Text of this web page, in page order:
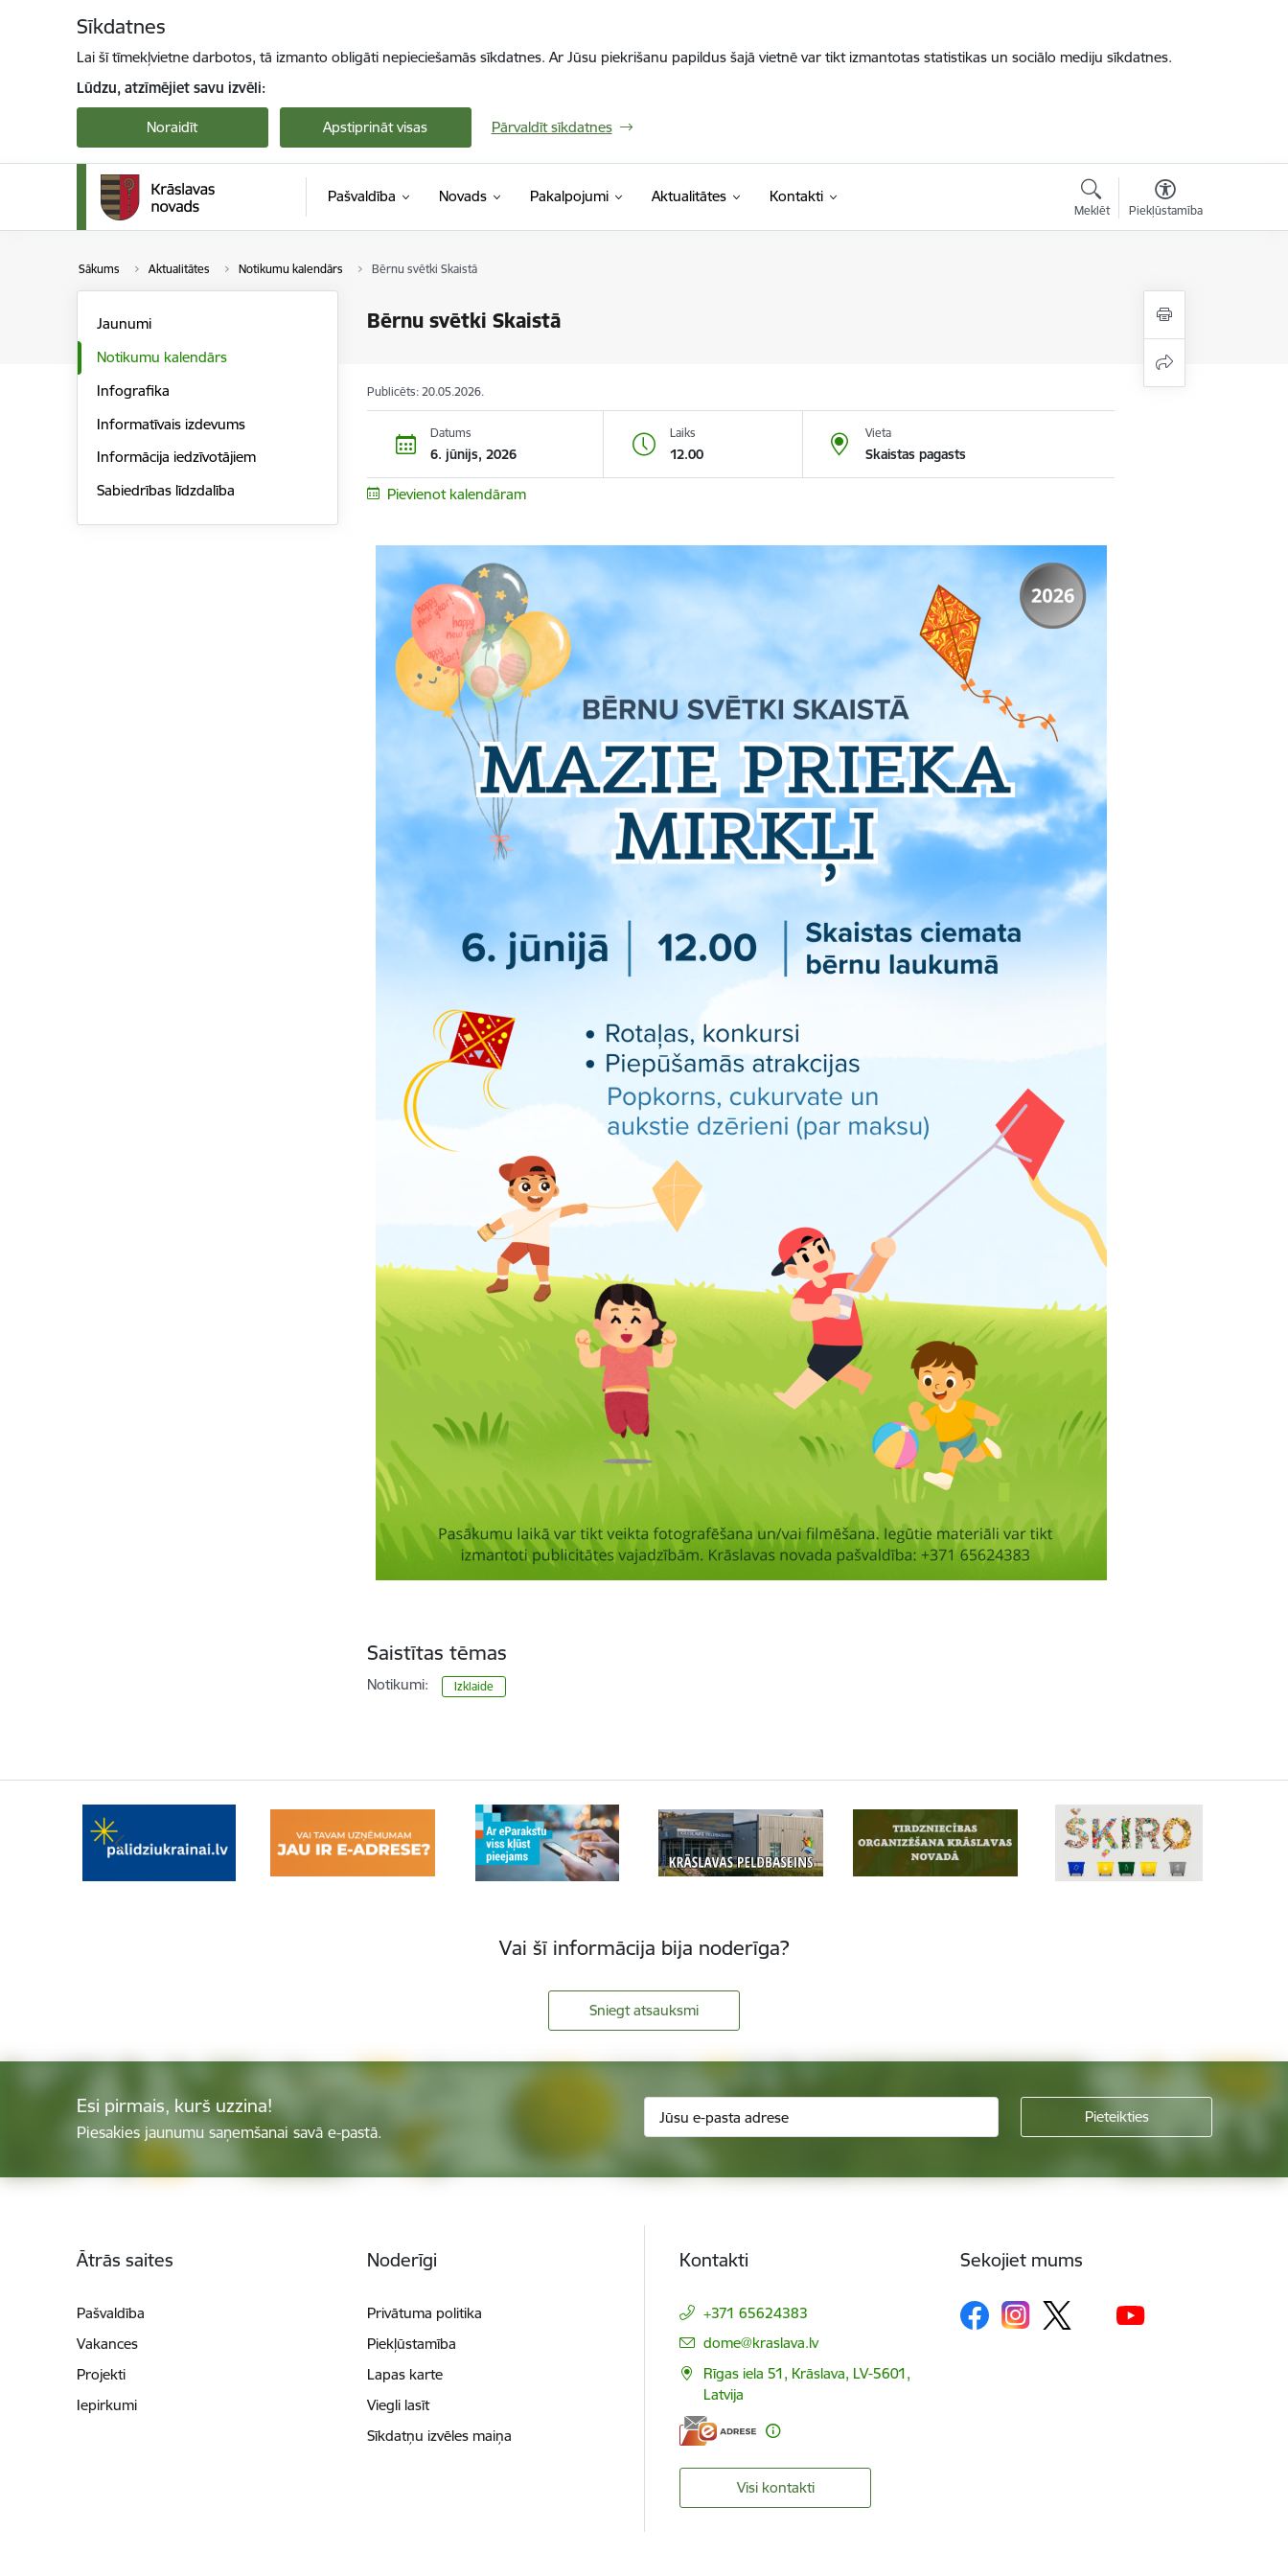
Sīkdatnes
Lai šī tīmekļvietne darbotos, tā izmanto obligāti nepieciešamās sīkdatnes. Ar Jūsu piekrišanu papildus šajā vietnē var tikt izmantotas statistikas un sociālo mediju sīkdatnes.
Lūdzu, atzīmējiet savu izvēli:
Noraidīt Apstiprināt visas Pārvaldīt sīkdatnes
Pašvaldība Novads Pakalpojumi Aktualitātes Kontakti
Meklēt Piekļūstamība
Sākums Aktualitātes Notikumu kalendārs Bērnu svētki Skaistā
Bērnu svētki Skaistā
Jaunumi
Notikumu kalendārs
Infografika
Informatīvais izdevums
Informācija iedzīvotājiem
Sabiedrības līdzdalība
Publicēts: 20.05.2026.
Datums
6. jūnijs, 2026
Laiks
12.00
Vieta
Skaistas pagasts
Pievienot kalendāram
Saistītas tēmas
Notikumi: Izklaide
Vai šī informācija bija noderīga?
Sniegt atsauksmi
Esi pirmais, kurš uzzina!
Piesakies jaunumu saņemšanai savā e-pastā.
Ātrās saites
Pašvaldība
Vakances
Projekti
Iepirkumi
Noderīgi
Privātuma politika
Piekļūstamība
Lapas karte
Viegli lasīt
Sīkdatņu izvēles maiņa
Kontakti
+371 65624383
E-pasts:
dome@kraslava.lv
Rīgas iela 51, Krāslava, LV-5601,
Latvija
Visi kontakti
Sekojiet mums